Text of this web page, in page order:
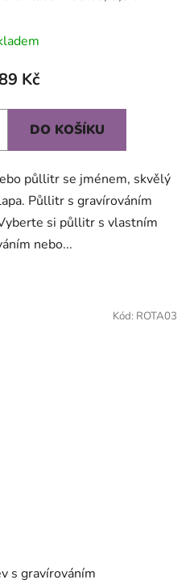
Kč
DO KOŠÍKU
půllitr se jménem, skvělý
Půllitr s gravírováním
si půllitr s vlastním
nebo...
s gravírováním
Kód: ROTA03